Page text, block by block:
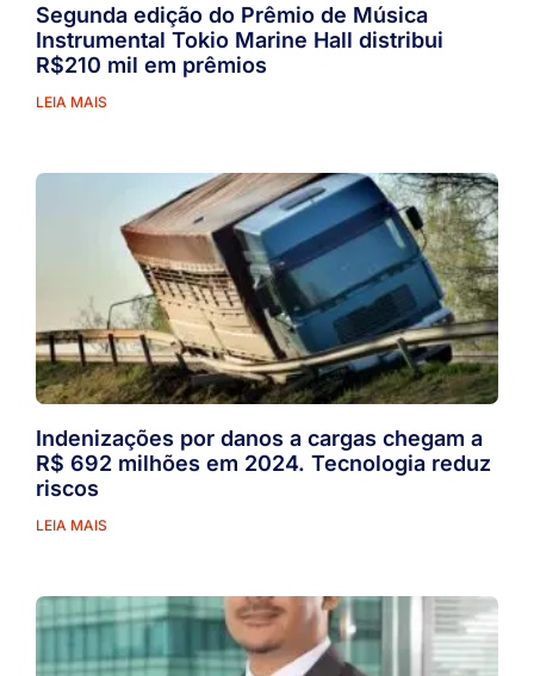
Segunda edição do Prêmio de Música
Instrumental Tokio Marine Hall distribui
R$210 mil em prêmios
LEIA MAIS
Indenizações por danos a cargas chegam a
R$ 692 milhões em 2024. Tecnologia reduz
riscos
LEIA MAIS